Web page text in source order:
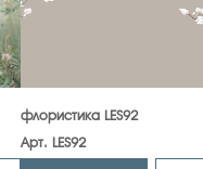
флористика LES92
Арт. LES92